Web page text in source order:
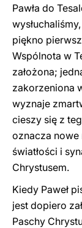
Pawła do
piękno
Wspólnota w
założona;
zakorzeniona
wyznaje
cieszy się z
oznacza nowe
światłości i
Chrystusem.
Kiedy Paweł
jest dopiero
Paschy